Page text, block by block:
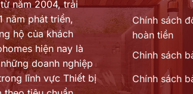
năm 2004, trải
năm phát triển,
hộ của khách
hiện nay là
doanh nghiệp
lĩnh vực Thiết bị
Chính sách
hoàn tiền
Chinh sách
Chính sách